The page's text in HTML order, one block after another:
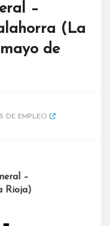
–
(La
de
DE EMPLEO
–
Rioja)